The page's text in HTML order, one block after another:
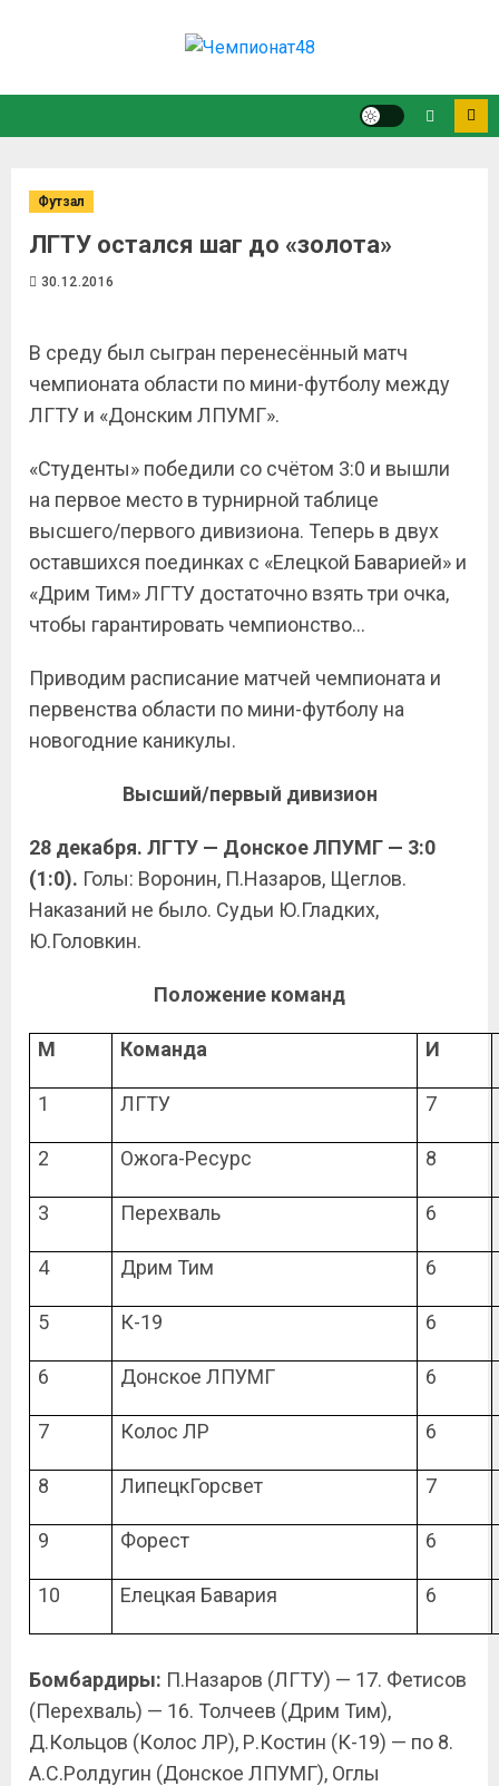
Футзал
ЛГТУ остался шаг до «золота»
30.12.2016
В среду был сыгран перенесённый матч
чемпионата области по мини-футболу между
ЛГТУ и «Донским ЛПУМГ».
«Студенты» победили со счётом 3:0 и вышли
на первое место в турнирной таблице
высшего/первого дивизиона. Теперь в двух
оставшихся поединках с «Елецкой Баварией» и
«Дрим Тим» ЛГТУ достаточно взять три очка,
чтобы гарантировать чемпионство…
Приводим расписание матчей чемпионата и
первенства области по мини-футболу на
новогодние каникулы.
Высший/первый дивизион
28 декабря. ЛГТУ — Донское ЛПУМГ — 3:0
(1:0). Голы: Воронин, П.Назаров, Щеглов.
Наказаний не было. Судьи Ю.Гладких,
Ю.Головкин.
Положение команд
М Команда И
1 ЛГТУ 7
2 Ожога-Ресурс 8
3 Перехваль 6
4 Дрим Тим 6
5 К-19 6
6 Донское ЛПУМГ 6
7 Колос ЛР 6
8 ЛипецкГорсвет 7
9 Форест 6
10 Елецкая Бавария 6
Бомбардиры: П.Назаров (ЛГТУ) — 17. Фетисов
(Перехваль) — 16. Толчеев (Дрим Тим),
Д.Кольцов (Колос ЛР), Р.Костин (К-19) — по 8.
А.С.Ролдугин (Донское ЛПУМГ), Оглы